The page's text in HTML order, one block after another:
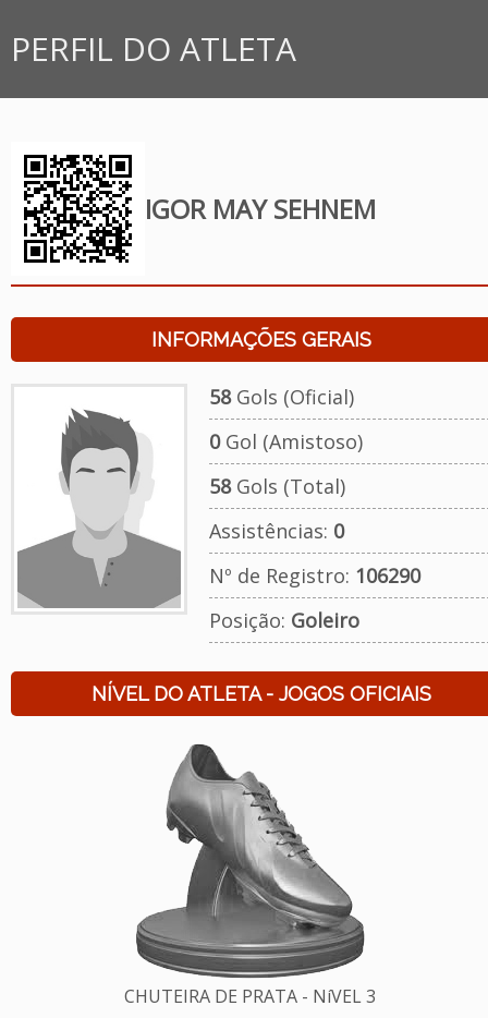
PERFIL DO ATLETA
IGOR MAY SEHNEM
INFORMAÇÕES GERAIS
58Gols (Oficial)
0Gol (Amistoso)
58Gols (Total)
Assistências: 0
Nº de Registro: 106290
Posição: Goleiro
NÍVEL DO ATLETA - JOGOS OFICIAIS
CHUTEIRA DE PRATA - NíVEL 3